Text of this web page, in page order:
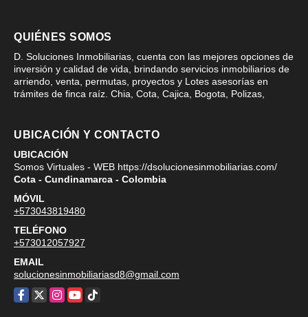
QUIÉNES SOMOS
D. Soluciones Inmobiliarias, cuenta con las mejores opciones de
inversión y calidad de vida, brindando servicios inmobiliarios de
arriendo, venta, permutas, proyectos y Lotes asesorías en
trámites de finca raíz. Chia, Cota, Cajica, Bogota, Polizas,
UBICACIÓN Y CONTACTO
UBICACIÓN
Somos Virtuales - WEB https://dsolucionesinmobiliarias.com/
Cota - Cundinamarca - Colombia
MÓVIL
+573043819480
TELÉFONO
+573012057927
EMAIL
solucionesinmobiliariasd8@gmail.com